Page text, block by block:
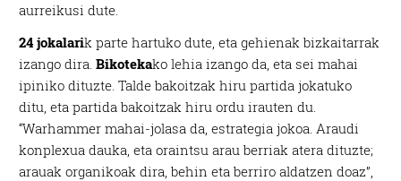
aurreikusi dute.
24 jokalarik parte hartuko dute, eta gehienak bizkaitarrak
izango dira.Bikotekako lehia izango da, eta sei mahai
ipiniko dituzte. Talde bakoitzak hiru partida jokatuko
ditu, eta partida bakoitzak hiru ordu irauten du.
“Warhammer mahai-jolasa da, estrategia jokoa. Araudi
konplexua dauka, eta oraintsu arau berriak atera dituzte;
arauak organikoak dira, behin eta berriro aldatzen doaz”,